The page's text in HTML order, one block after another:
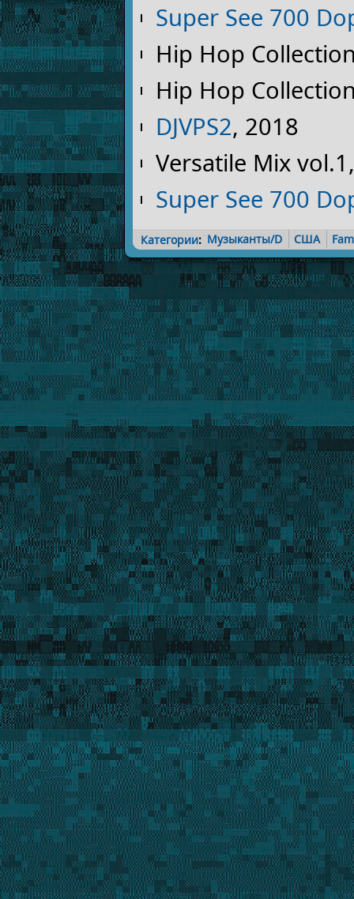
Super See 700
Hip Hop
Hip Hop
DJVPS2, 2018
Versatile Mix
Super See 700
Категории: Музыканты/D США